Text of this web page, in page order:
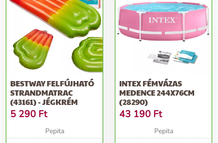
BESTWAY FELFÚJHATÓ
STRANDMATRAC
(43161) - JÉGKRÉM
5 290 Ft
Pepita
INTEX FÉMVÁZAS
MEDENCE 244X76CM
(28290)
43 190 Ft
Pepita